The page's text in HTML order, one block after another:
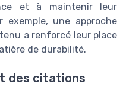
et à maintenir leur
exemple, une approche
a renforcé leur place
de durabilité.
des citations